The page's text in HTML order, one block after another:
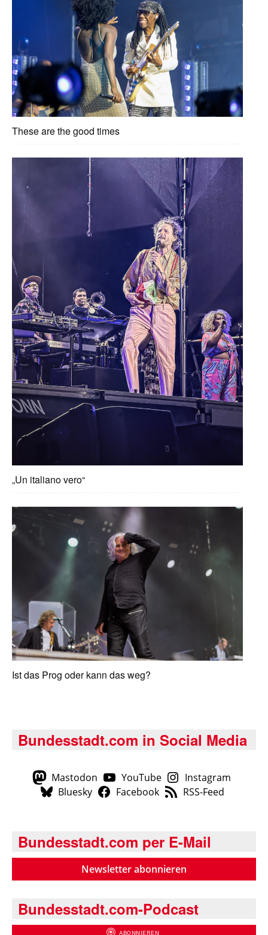
These are the good times
„Un italiano vero“
Ist das Prog oder kann das weg?
Bundesstadt.com in Social Media
Mastodon YouTube
Instagram
Bluesky
Facebook RSS-Feed
Bundesstadt.com per E-Mail
Newsletter abonnieren
Bundesstadt.com-Podcast